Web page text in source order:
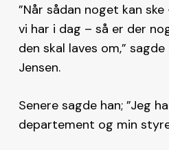
”Når sådan noget kan
vi har i dag – så er der
den skal laves om,”
Jensen.
Senere sagde han; ”Jeg
departement og min